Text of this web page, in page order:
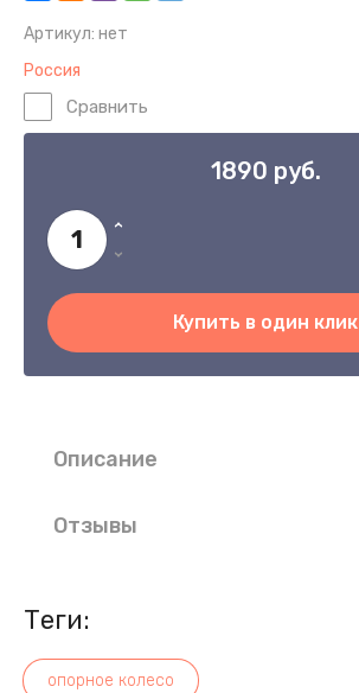
Артикул: нет
Россия
Сравнить
1890 руб.
Купить в один клик
Описание
Отзывы
теги:
опорное колесо